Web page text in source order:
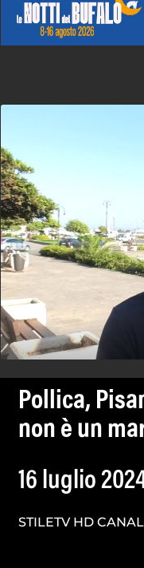
Pollica,
non è un
16 luglio
STILETV HD